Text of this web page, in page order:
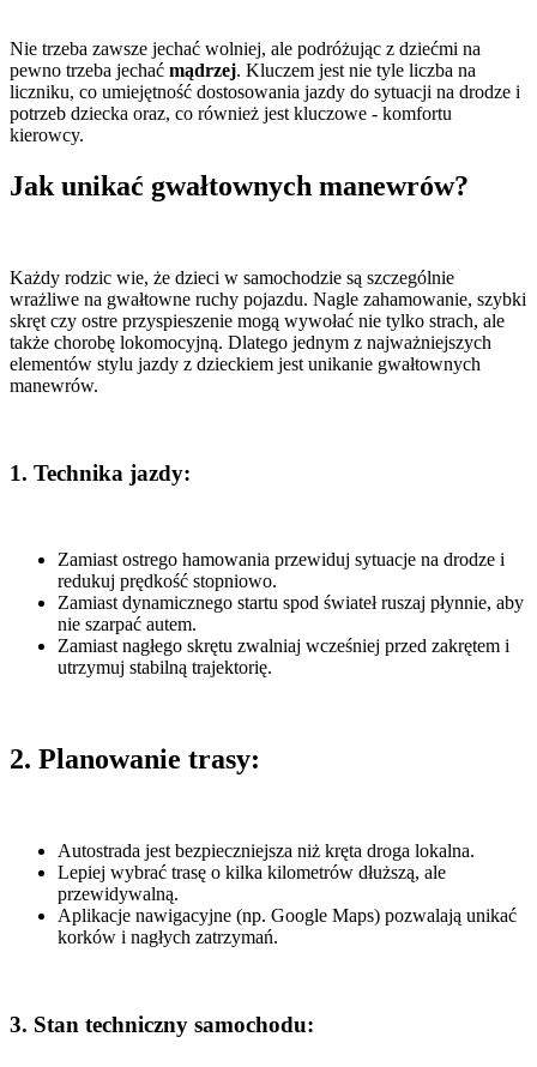
Nie trzeba zawsze jechać wolniej, ale podróżując z dziećmi na
pewno trzeba jechać mądrzej. Kluczem jest nie tyle liczba na
liczniku, co umiejętność dostosowania jazdy do sytuacji na drodze i
potrzeb dziecka oraz, co również jest kluczowe - komfortu
kierowcy.
Jak unikać gwałtownych manewrów?
Każdy rodzic wie, że dzieci w samochodzie są szczególnie
wrażliwe na gwałtowne ruchy pojazdu. Nagle zahamowanie, szybki
skręt czy ostre przyspieszenie mogą wywołać nie tylko strach, ale
także chorobę lokomocyjną. Dlatego jednym z najważniejszych
elementów stylu jazdy z dzieckiem jest unikanie gwałtownych
manewrów.
1. Technika jazdy:
Zamiast ostrego hamowania przewiduj sytuacje na drodze i
redukuj prędkość stopniowo.
Zamiast dynamicznego startu spod świateł ruszaj płynnie, aby
nie szarpać autem.
Zamiast nagłego skrętu zwalniaj wcześniej przed zakrętem i
utrzymuj stabilną trajektorię.
2. Planowanie trasy:
Autostrada jest bezpieczniejsza niż kręta droga lokalna.
Lepiej wybrać trasę o kilka kilometrów dłuższą, ale
przewidywalną.
Aplikacje nawigacyjne (np. Google Maps) pozwalają unikać
korków i nagłych zatrzymań.
3. Stan techniczny samochodu: